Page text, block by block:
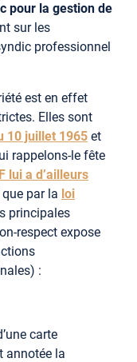
pour la gestion de
sur les
professionnel
est en effet
Elles sont
10 juillet 1965 et
rappelons-le fête
lui a d’ailleurs
par la loi
principales
respect expose
:
carte
annotée la